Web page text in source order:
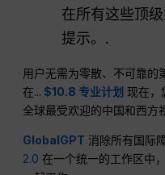
在所有这些顶
提示。.
用户无需为零散、不可靠的
在... $10.8 专业计划 现在，
全球最受欢迎的中国和西方
GlobalGPT 消除所有国际
2.0 在一个统一的工作区中